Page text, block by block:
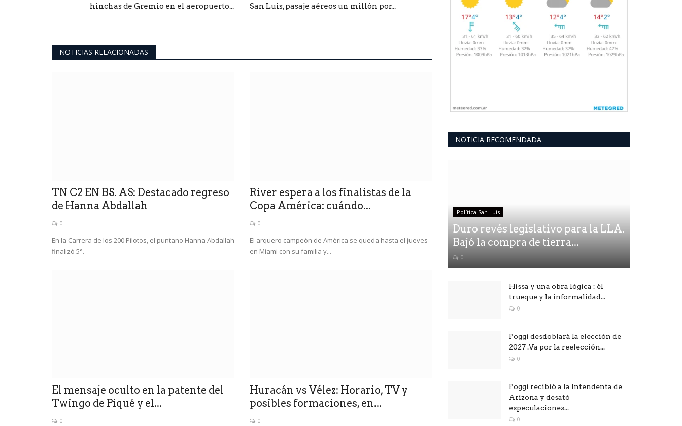
hinchas de Gremio en el aeropuerto...
San Luis, pasaje aéreos un millón por...
NOTICIAS RELACIONADAS
TN C2 EN BS. AS: Destacado regreso
de Hanna Abdallah
0
En la Carrera de los 200 Pilotos, el puntano Hanna Abdallah
finalizó 5°.
River espera a los finalistas de la
Copa América: cuándo...
0
El arquero campeón de América se queda hasta el jueves
en Miami con su familia y...
El mensaje oculto en la patente del
Twingo de Piqué y el...
0
Huracán vs Vélez: Horario, TV y
posibles formaciones, en...
0
NOTICIA RECOMENDADA
Política San Luis
Duro revés legislativo para la LLA.
Bajó la compra de tierra...
0
Hissa y una obra lógica : él
trueque y la informalidad...
0
Poggi desdoblará la elección de
2027 .Va por la reelección...
0
Poggi recibió a la Intendenta de
Arizona y desató
especulaciones...
0